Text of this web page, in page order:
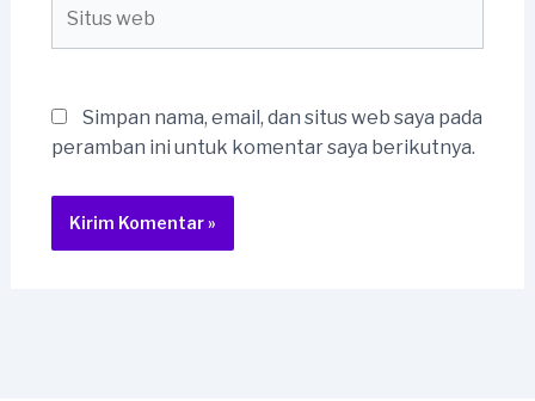
web
Simpan nama, email, dan situs web saya pada
peramban ini untuk komentar saya berikutnya.